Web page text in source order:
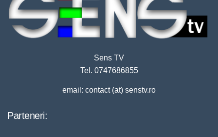
Sens TV
Tel. 0747686855
email: contact (at) senstv.ro
Parteneri: